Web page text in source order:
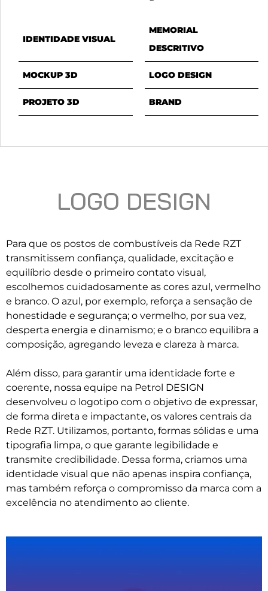
IDENTIDADE VISUAL
MEMORIAL
DESCRITIVO
MOCKUP 3D LOGO DESIGN
PROJETO 3D BRAND
LOGO DESIGN
Para que os postos de combustíveis da Rede RZT
transmitissem confiança, qualidade, excitação e
equilíbrio desde o primeiro contato visual,
escolhemos cuidadosamente as cores azul, vermelho
e branco. O azul, por exemplo, reforça a sensação de
honestidade e segurança; o vermelho, por sua vez,
desperta energia e dinamismo; e o branco equilibra a
composição, agregando leveza e clareza à marca.
Além disso, para garantir uma identidade forte e
coerente, nossa equipe na Petrol DESIGN
desenvolveu o logotipo com o objetivo de expressar,
de forma direta e impactante, os valores centrais da
Rede RZT. Utilizamos, portanto, formas sólidas e uma
tipografia limpa, o que garante legibilidade e
transmite credibilidade. Dessa forma, criamos uma
identidade visual que não apenas inspira confiança,
mas também reforça o compromisso da marca com a
excelência no atendimento ao cliente.